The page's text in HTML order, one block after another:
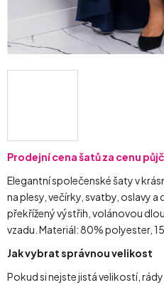
Prodejní cena šatů za cenu
Elegantní společenské šaty v
na plesy, večírky, svatby, oslavy
překřížený výstřih, volánovou
vzadu. Materiál: 80% polyester,
Jak vybrat správnou velikost
Pokud si nejste jistá velikostí,